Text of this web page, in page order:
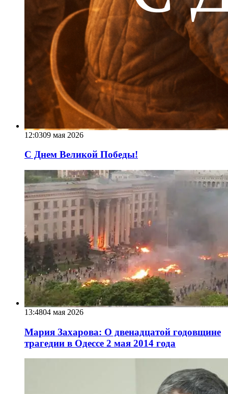
12:0309 мая 2026
С Днем Великой Победы!
13:4804 мая 2026
Мария Захарова: О двенадцатой годовщине
трагедии в Одессе 2 мая 2014 года